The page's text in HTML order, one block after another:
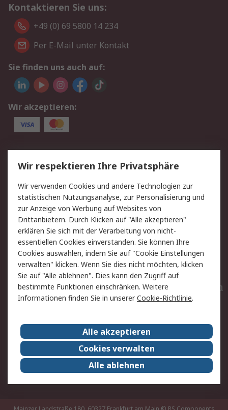
Kontaktieren Sie uns:
+49 (0) 69 5800 14 234
Per E-Mail unter Kontakt
Sie finden uns auch auf:
Wir akzeptieren:
Service
Value Added Services
Lieferlösungen
Rücksendungen
Kontakt
Hilfe
Privatkunden
Rechtliches
AGB
Datenschutz
Cookie-Richtlinie
Zahlungsbedingungen
Copyright/Impressum
Entsorgung
Elektrogeräte/Batterien
RS weltweit
Karriere bei RS
Nachhaltigkeit
Qualität/Umwelt/ZertifikatePresse-Center
Event-Center
Wir respektieren Ihre Privatsphäre
Wir verwenden Cookies und andere Technologien zur
statistischen Nutzungsanalyse, zur Personalisierung und
zur Anzeige von Werbung auf Websites von
Drittanbietern. Durch Klicken auf "Alle akzeptieren"
erklären Sie sich mit der Verarbeitung von nicht-
essentiellen Cookies einverstanden. Sie können Ihre
Cookies auswählen, indem Sie auf "Cookie Einstellungen
verwalten" klicken. Wenn Sie dies nicht möchten, klicken
Sie auf "Alle ablehnen". Dies kann den Zugriff auf
bestimmte Funktionen einschränken. Weitere
Informationen finden Sie in unsererCookie-Richtlinie.
Alle akzeptieren
Cookies verwalten
Alle ablehnen